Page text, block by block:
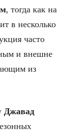
, тогда как на
в несколько
часто
и внешне
из
Джавад